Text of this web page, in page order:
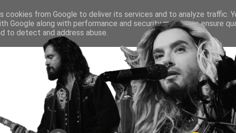
cookies from Google to deliver its services and to analyze traffic.
Google along with performance and security metrics to ensure
to detect and address abuse.